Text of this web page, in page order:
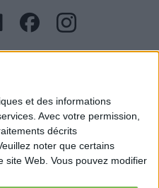
et des informations
Avec votre permission,
décrits
noter que certains
site Web. Vous pouvez modifier